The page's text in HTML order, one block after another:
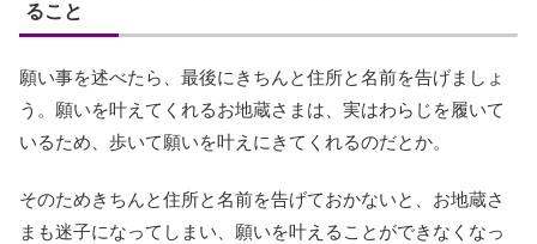
ること
願い事を述べたら、最後にきちんと住所と名前を告げましょ
う。願いを叶えてくれるお地蔵さまは、実はわらじを履いて
いるため、歩いて願いを叶えにきてくれるのだとか。
そのためきちんと住所と名前を告げておかないと、お地蔵さ
まも迷子になってしまい、願いを叶えることができなくなっ